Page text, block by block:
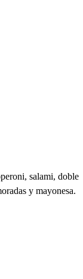
salami, doble
y mayonesa.